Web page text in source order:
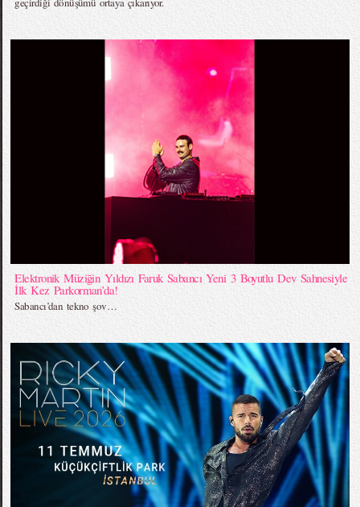
Elektronik Müziğin Yıldızı Faruk Sabancı Yeni 3 Boyutlu Dev Sahnesiyle
İlk Kez Parkorman’da!
Sabancı’dan tekno şov…